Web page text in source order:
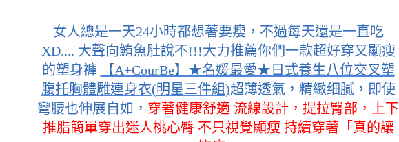
女人總是一天24小時都想著要瘦，不過每天還是一直吃
XD.... 大聲向鮪魚肚說不!!!大力推薦你們一款超好穿又顯瘦
的塑身褲
【A+CourBe】★名媛最愛★日式養生八位交叉塑
腹托胸體雕連身衣(明星三件組)超薄透氣，精緻细腻，即使
彎腰也伸展自如， 穿著健康舒適 流線設計，提拉臀部，上下
推脂簡單穿出迷人桃心臀 不只視覺顯瘦 持續穿著「真的讓